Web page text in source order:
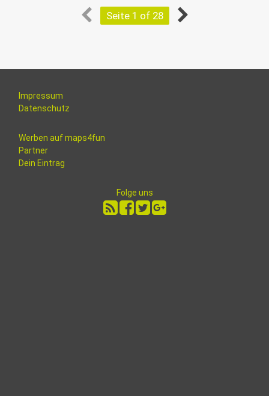
Seite 1 of 28
Impressum
Datenschutz
Werben auf maps4fun
Partner
Dein Eintrag
Folge uns